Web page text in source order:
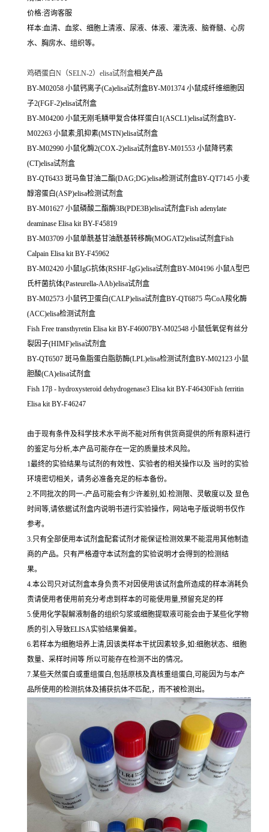
价格:咨询客服
样本:血清、血浆、细胞上清液、尿液、体液、灌洗液、脑脊髓、心房
水、胸房水、组织等。
鸡硒蛋白N（SELN-2）elisa试剂盒相关产品
BY-M02058 小鼠钙离子(Ca)elisa试剂盒BY-M01374 小鼠成纤维细胞因
子2(FGF-2)elisa试剂盒
BY-M04200 小鼠无刚毛鳞甲复合体样蛋白1(ASCL1)elisa试剂盒BY-
M02263 小鼠素;肌抑素(MSTN)elisa试剂盒
BY-M02990 小鼠化酶2(COX-2)elisa试剂盒BY-M01553 小鼠降钙素
(CT)elisa试剂盒
BY-QT6433 斑马鱼甘油二酯(DAG;DG)elisa检测试剂盒BY-QT7145 小麦
醇溶蛋白(ASP)elisa检测试剂盒
BY-M01627 小鼠磷酸二酯酶3B(PDE3B)elisa试剂盒Fish adenylate
deaminase Elisa kit BY-F45819
BY-M03709 小鼠单酰基甘油酰基转移酶(MOGAT2)elisa试剂盒Fish
Calpain Elisa kit BY-F45962
BY-M02420 小鼠IgG抗体(RSHF-IgG)elisa试剂盒BY-M04196 小鼠A型巴
氏杆菌抗体(Pasteurella-AAb)elisa试剂盒
BY-M02573 小鼠钙卫蛋白(CALP)elisa试剂盒BY-QT6875 鸟CoA羧化酶
(ACC)elisa检测试剂盒
Fish Free transthyretin Elisa kit BY-F46007BY-M02548 小鼠低氧促有丝分
裂因子(HIMF)elisa试剂盒
BY-QT6507 斑马鱼脂蛋白脂肪酶(LPL)elisa检测试剂盒BY-M02123 小鼠
胆酸(CA)elisa试剂盒
Fish 17β - hydroxysteroid dehydrogenase3 Elisa kit BY-F46430Fish ferritin
Elisa kit BY-F46247
由于现有条件及科学技术水平尚不能对所有供货商提供的所有原料进行
的鉴定与分析,本产品可能存在一定的质量技术风险。
1最终的实验结果与试剂的有效性、实验者的相关操作以及 当时的实验
环境密切相关，请务必准备充足的标本备份。
2.不同批次的同一-产品可能会有少许差别,如:检测限、灵敏度以及 显色
时间等,请依据试剂盒内说明书进行实验操作，网站电子版说明书仅作
参考。
3.只有全部使用本试剂盒配套试剂才能保证检测效果不能混用其他制造
商的产品。只有严格遵守本试剂盒的实验说明才会得到的检测结
果。
4.本公司只对试剂盒本身负责不对因使用该试剂盒所造成的样本消耗负
责请使用者使用前充分考虑到样本的可能使用量,预留充足的样
5.使用化学裂解液制备的组织匀浆或细胞提取液可能会由于某些化学物
质的引入导致ELISA实验结果偏差。
6.若样本为细胞培养上清,因该类样本干扰因素较多,如:细胞状态、细胞
数量、采样时间等 所以可能存在检测不出的情况。
7.某些天然蛋白或重组蛋白,包括原核及真核重组蛋白,可能因为与本产
品所使用的检测抗体及捕获抗体不匹配,，而不被检测出。